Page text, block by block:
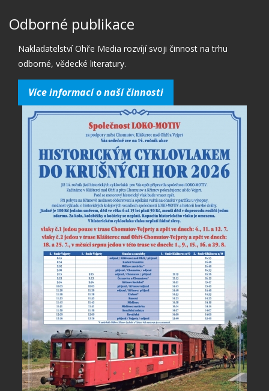
Odborné publikace
Nakladatelství Ohře Media rozvíjí svoji činnost na trhu
odborné, vědecké literatury.
Více informací o naší činnosti